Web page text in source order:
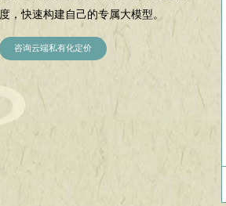
度，快速构建自己的专属大模型。
咨询云端私有化定价